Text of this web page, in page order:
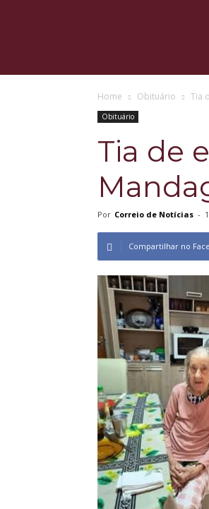
Home Obituário Tia
Obituário
Tia de
Por Correio de Notícias -
Compartilhar no